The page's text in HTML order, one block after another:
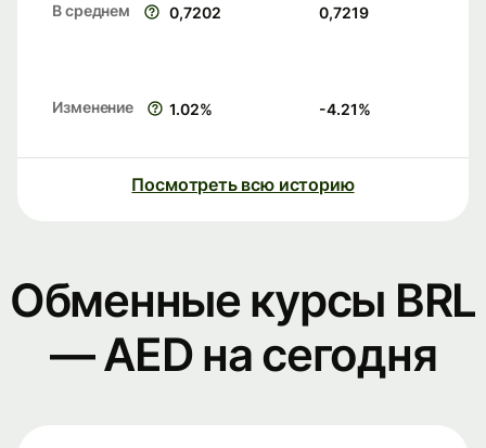
В среднем 0,7202 0,7219
Изменение 1.02% -4.21%
Посмотреть всю историю
Обменные курсы BRL
— AED на сегодня